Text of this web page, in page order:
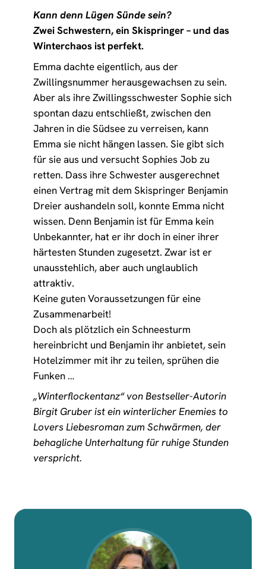
Kann denn Lügen Sünde sein?
Zwei Schwestern, ein Skispringer – und das
Winterchaos ist perfekt.
Emma dachte eigentlich, aus der
Zwillingsnummer herausgewachsen zu sein.
Aber als ihre Zwillingsschwester Sophie sich
spontan dazu entschließt, zwischen den
Jahren in die Südsee zu verreisen, kann
Emma sie nicht hängen lassen. Sie gibt sich
für sie aus und versucht Sophies Job zu
retten. Dass ihre Schwester ausgerechnet
einen Vertrag mit dem Skispringer Benjamin
Dreier aushandeln soll, konnte Emma nicht
wissen. Denn Benjamin ist für Emma kein
Unbekannter, hat er ihr doch in einer ihrer
härtesten Stunden zugesetzt. Zwar ist er
unausstehlich, aber auch unglaublich
attraktiv.
Keine guten Voraussetzungen für eine
Zusammenarbeit!
Doch als plötzlich ein Schneesturm
hereinbricht und Benjamin ihr anbietet, sein
Hotelzimmer mit ihr zu teilen, sprühen die
Funken …
„Winterflockentanz“ von Bestseller-Autorin
Birgit Gruber ist ein winterlicher Enemies to
Lovers Liebesroman zum Schwärmen, der
behagliche Unterhaltung für ruhige Stunden
verspricht.